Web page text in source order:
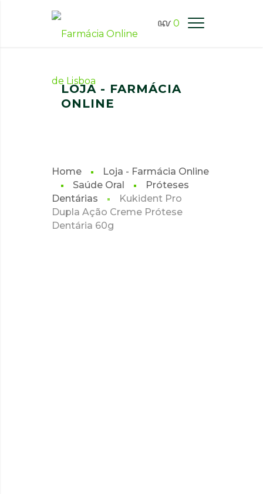
0
FARMÁCIA ONLINE LISBOA
LOJA - FARMÁCIA
ONLINE
Home
Loja - Farmácia Online
Saúde Oral
Próteses
Dentárias
Kukident Pro
Dupla Ação Creme Prótese
Dentária 60g